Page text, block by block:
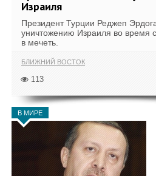
Израиля
Президент Турции Реджеп
уничтожению Израиля во время
в мечеть.
БЛИЖНИЙ ВОСТОК
113
В МИРЕ